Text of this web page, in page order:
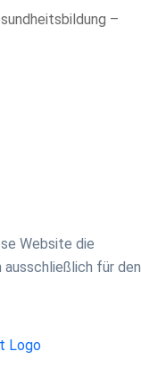
–
Website die
für den